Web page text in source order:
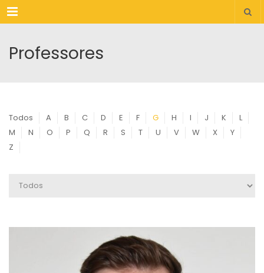
Menu
Professores
Todos A B C D E F G H I J K
L
M
N O P Q R S T U V W X
Y
Z